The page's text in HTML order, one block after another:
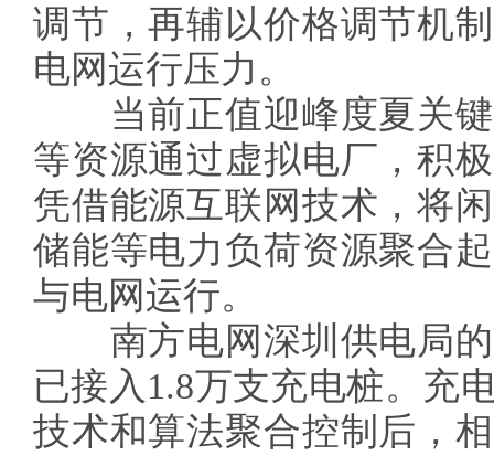
调节，再辅以价格调节机
电网运行压力。
当前正值迎峰度夏关键
等资源通过虚拟电厂，积
凭借能源互联网技术，将
储能等电力负荷资源聚合
与电网运行。
南方电网深圳供电局的
已接入1.8万支充电桩。充
技术和算法聚合控制后，